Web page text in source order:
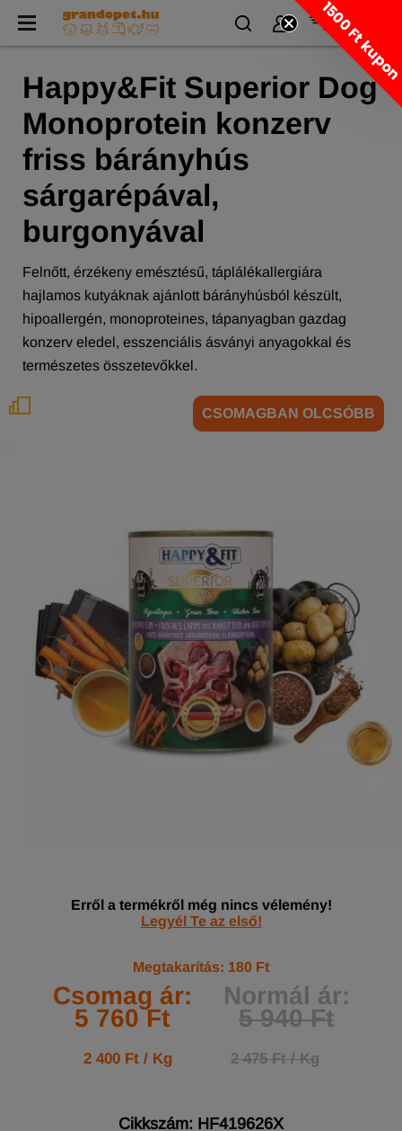
CSOMAGBAN OLCSÓBB
Happy&Fit Superior Dog
Monoprotein konzerv
friss bárányhús
sárgarépával,
burgonyával
Felnőtt, érzékeny emésztésű, táplálékallergiára
hajlamos kutyáknak ajánlott bárányhúsból készült,
hipoallergén, monoproteines, tápanyagban gazdag
konzerv eledel, esszenciális ásványi anyagokkal és
természetes összetevőkkel.
Erről a termékről még nincs vélemény!
Legyél Te az első!
Megtakarítás: 180 Ft
Csomag ár:
5 760 Ft
Normál ár:
5 940 Ft
2 400 Ft / Kg 2 475 Ft / Kg
Cikkszám: HF419626X
1500 Ft